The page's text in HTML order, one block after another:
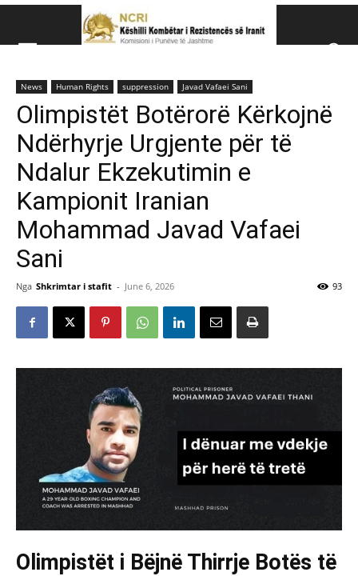
Këshillit Kombëtar të Rezistencës së Iranit (NCRI)
News Human Rights suppression Javad Vafaei Sani
Olimpistët Botërorë Kërkojnë
Ndërhyrje Urgjente për të
Ndalur Ekzekutimin e
Kampionit Iranian
Mohammad Javad Vafaei
Sani
Nga Shkrimtar i stafit - June 6, 2026 93
Olimpistët i Bëjnë Thirrje Botës të